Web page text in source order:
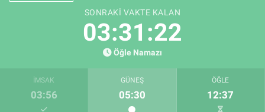
SONRAKI VAKTE KALAN
03:31:21
Öğle Namazı
İMSAK
03:56
GÜNEŞ
05:30
ÖĞLE
12:37